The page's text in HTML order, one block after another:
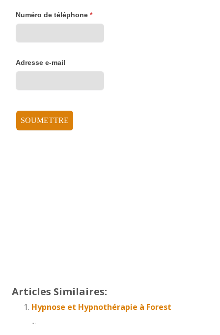
Articles Similaires:
Hypnose et Hypnothérapie à Forest
...